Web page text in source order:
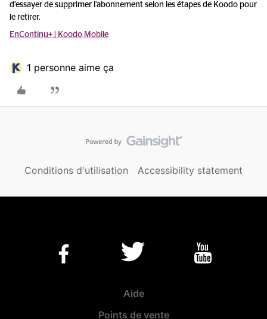
d’essayer de supprimer l’abonnement selon les étapes de Koodo pour
le retirer.
EnContinu+ | Koodo Mobile
1 personne aime ça
Conditions d'utilisation Accessibility statement
Aide
Points de vente